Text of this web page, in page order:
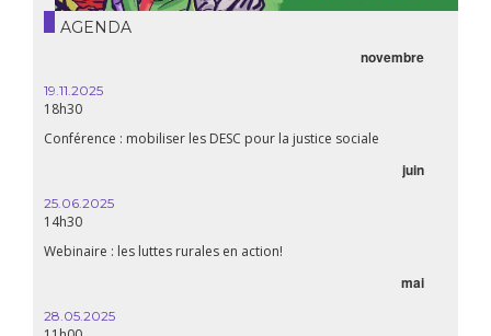
AGENDA
novembre
19.11.2025
18h30
Conférence : mobiliser les DESC pour la justice sociale
juin
25.06.2025
14h30
Webinaire : les luttes rurales en action!
mai
28.05.2025